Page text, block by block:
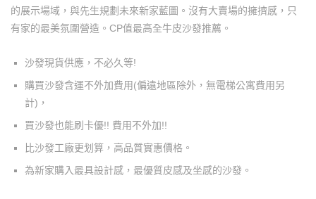
的展示場域，與先生規劃未來新家藍圖。沒有大賣場的擁擠感，只
有家的最美氛圍營造。 CP值最高全牛皮沙發推薦。
沙發現貨供應，不必久等!
購買沙發含運不外加費用(偏遠地區除外，無電梯公寓費用另
計) ，
買沙發也能刷卡優!! 費用不外加!!
比沙發工廠更划算，高品質實惠價格。
為新家購入最具設計感，最優質皮感及坐感的沙發。